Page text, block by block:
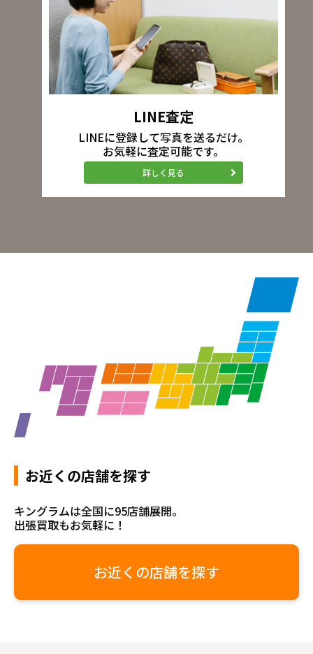
LINE査定
LINEに登録して写真を送るだけ。
お気軽に査定可能です。
詳しく見る
お近くの店舗を探す
キングラムは全国に95店舗展開。
出張買取もお気軽に！
お近くの店舗を探す